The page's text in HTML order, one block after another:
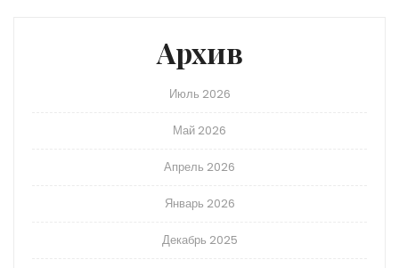
Архив
Июль 2026
Май 2026
Апрель 2026
Январь 2026
Декабрь 2025